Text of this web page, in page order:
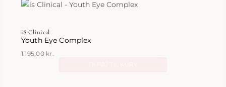
kan
iS Clinical
Youth Eye Complex
1.195,00 kr.